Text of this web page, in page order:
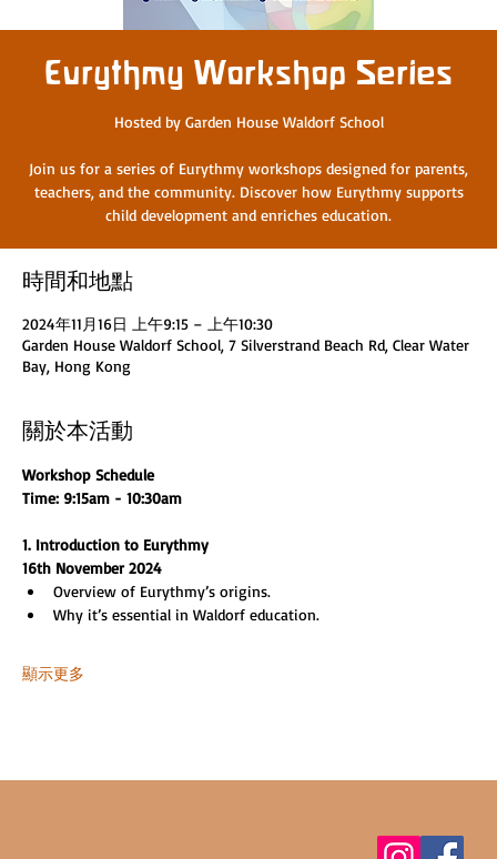
Eurythmy Workshop Series
Hosted by Garden House Waldorf School
Join us for a series of Eurythmy workshops designed for parents,
teachers, and the community. Discover how Eurythmy supports
child development and enriches education.
時間和地點
2024年11月16日 上午9:15 – 上午10:30
Garden House Waldorf School, 7 Silverstrand Beach Rd, Clear Water
Bay, Hong Kong
關於本活動
Workshop Schedule
Time: 9:15am - 10:30am
1. Introduction to Eurythmy
16th November 2024
Overview of Eurythmy’s origins.
Why it’s essential in Waldorf education.
顯示更多